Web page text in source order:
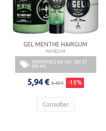
GEL MENTHE HAIRGUM
HAIRGUM
DISPONIBLE EN 100, 500 ET
900 ML
5,94 € 6,60 € -10%
Consulter